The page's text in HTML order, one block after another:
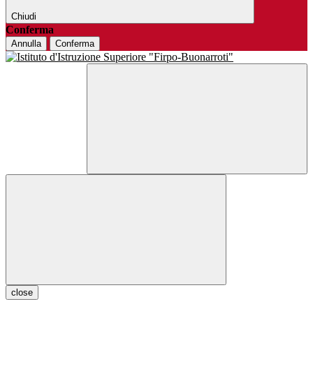
Chiudi
Conferma
Annulla Conferma
close